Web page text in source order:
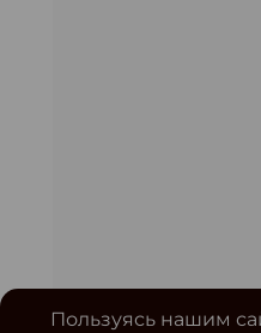
Пользуясь нашим